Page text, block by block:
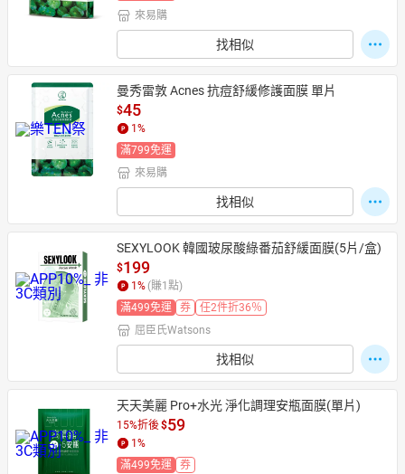
來易購
找相似
曼秀雷敦 Acnes 抗痘舒緩修護面膜 單片
$45
1 %
滿799免運
來易購
找相似
SEXYLOOK 韓國玻尿酸綠番茄舒緩面膜(5片/盒)
$199
1 % (賺1 點)
滿499免運
券
任2件折36％
屈臣氏Watsons
找相似
天天美麗 Pro+水光 淨化調理安瓶面膜(單片)
15%折後$59
1 %
滿499免運
券